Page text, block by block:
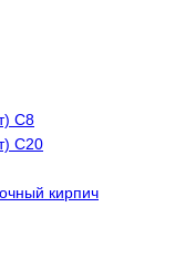
С8
С20
кирпич